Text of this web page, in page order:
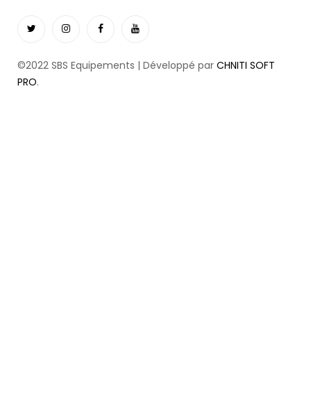
©2022 SBS Equipements | Développé par CHNITI SOFT
PRO.